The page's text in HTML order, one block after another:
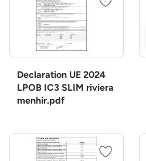
Declaration UE 2024
LPOB IC3 SLIM riviera
menhir.pdf